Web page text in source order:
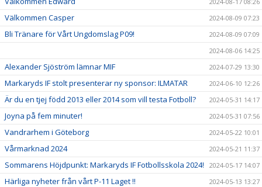
Välkommen Casper 2024-08-09 07:23
Bli Tränare för Vårt Ungdomslag P09!
2024-08-09 07:09
2024-08-06 14:25
Alexander Sjöström lämnar MIF 2024-07-29 13:30
Markaryds IF stolt presenterar ny sponsor: ILMATAR 2024-06-10 12:26
Är du en tjej född 2013 eller 2014 som vill testa Fotboll? 2024-05-31 14:17
Joyna på fem minuter! 2024-05-31 07:56
Vandrarhem i Göteborg 2024-05-22 10:01
Vårmarknad 2024 2024-05-21 11:37
Sommarens Höjdpunkt: Markaryds IF Fotbollsskola 2024! 2024-05-17 14:07
Härliga nyheter från vårt P-11 Laget !! 2024-05-13 13:27